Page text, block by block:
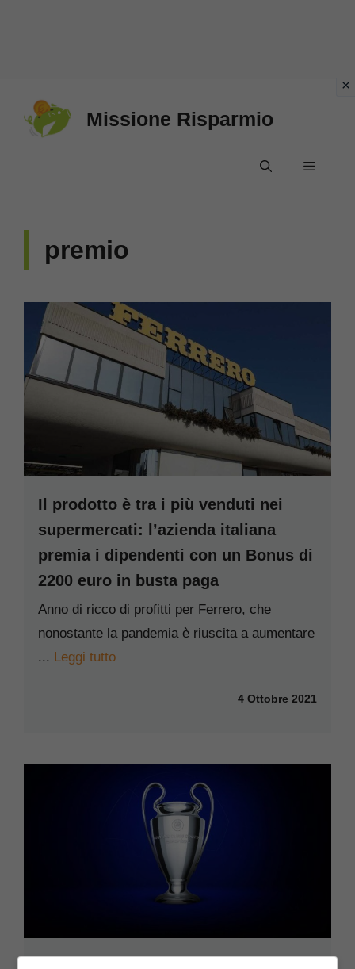
Missione Risparmio
Menu
premio
Il prodotto è tra i più venduti nei
supermercati: l’azienda italiana
premia i dipendenti con un Bonus di
2200 euro in busta paga
Anno di ricco di profitti per Ferrero, che
nonostante la pandemia è riuscita a aumentare
... Leggi tutto
4 Ottobre 2021